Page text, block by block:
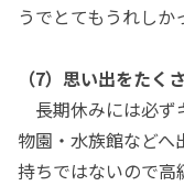
うでとてもうれしか
（7）思い出をたく
長期休みには必ず
物園・水族館など
持ちではないので